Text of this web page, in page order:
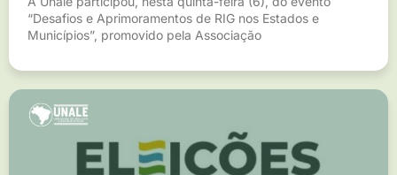
“Desafios e Aprimoramentos de RIG nos Estados e
Municípios”, promovido pela Associação